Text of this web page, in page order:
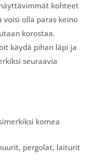
kohteet
olla paras keino
korostaa.
käydä pihan läpi ja
seuraavia
komea
pergolat, laiturit